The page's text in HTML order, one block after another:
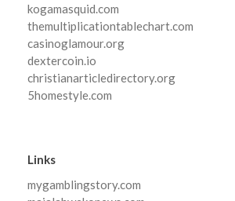
kogamasquid.com
themultiplicationtablechart.com
casinoglamour.org
dextercoin.io
christianarticledirectory.org
5homestyle.com
Links
mygamblingstory.com